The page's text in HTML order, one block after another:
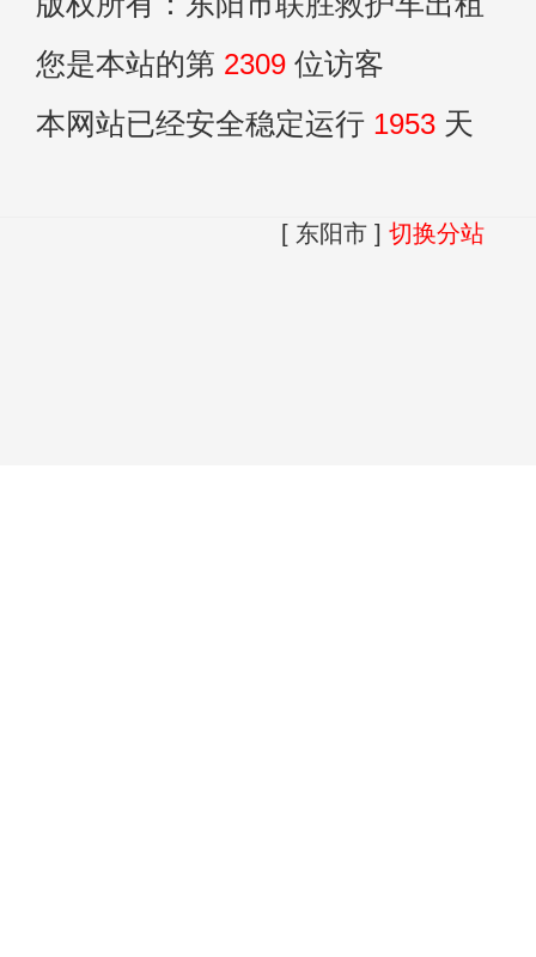
您是本站的第 2309 位访客
本网站已经安全稳定运行 1953 天
[ 东阳市 ] 切换分站